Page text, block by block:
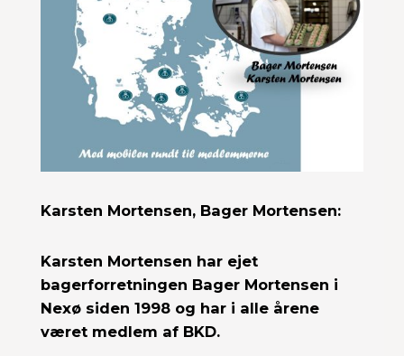
Karsten Mortensen, Bager Mortensen:
Karsten Mortensen har ejet
bagerforretningen Bager Mortensen i
Nexø siden 1998 og har i alle årene
været medlem af BKD.